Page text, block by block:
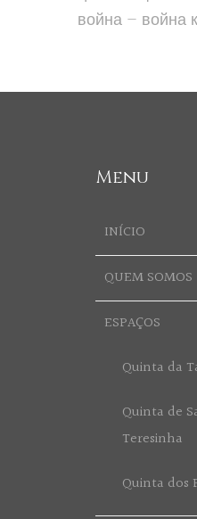
война — война
Menu
INÍCIO
QUEM SOMOS
ESPAÇOS
Quinta da
Quinta de
Teresinha
Quinta dos